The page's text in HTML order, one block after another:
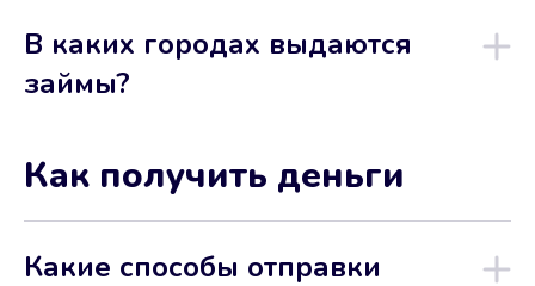
В каких городах выдаются
займы?
Как получить деньги
Какие способы отправки